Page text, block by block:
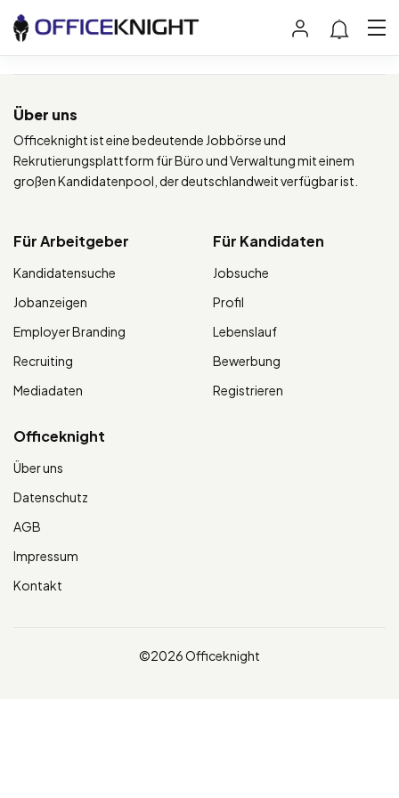
Über uns
Officeknight ist eine bedeutende Jobbörse und
Rekrutierungsplattform für Büro und Verwaltung mit einem
großen Kandidatenpool, der deutschlandweit verfügbar ist.
Für Arbeitgeber
Kandidatensuche
Jobanzeigen
Employer Branding
Recruiting
Mediadaten
Für Kandidaten
Jobsuche
Profil
Lebenslauf
Bewerbung
Registrieren
Officeknight
Über uns
Datenschutz
AGB
Impressum
Kontakt
©2026 Officeknight